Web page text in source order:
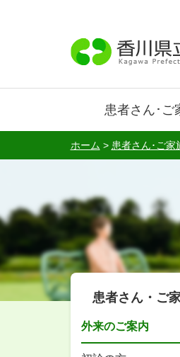
患者さん･ご
ホーム > 患者さん･ご家
患者さん・ご
外来のご案内